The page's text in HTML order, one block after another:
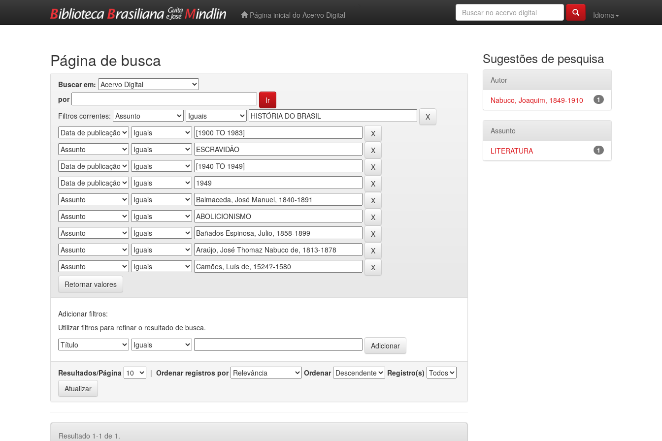
Página inicial do Acervo Digital
Idioma
Página de busca
Buscar em:
por
Filtros correntes:
Retornar valores
Adicionar filtros:
Utilizar filtros para refinar o resultado de busca.
Resultados/Página | Ordenar registros por Ordenar Registro(s)
Resultado 1-1 de 1.
Sugestões de pesquisa
Autor
1
Nabuco, Joaquim, 1849-1910
Assunto
1
LITERATURA